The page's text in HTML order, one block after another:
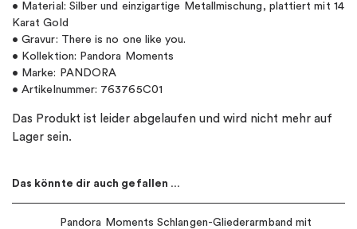
• Material: Silber und einzigartige Metallmischung, plattiert mit 14
Karat Gold
• Gravur: There is no one like you.
• Kollektion: Pandora Moments
• Marke: PANDORA
• Artikelnummer: 763765C01
Das Produkt ist leider abgelaufen und wird nicht mehr auf
Lager sein.
Das könnte dir auch gefallen …
Pandora Moments Schlangen-Gliederarmband mit